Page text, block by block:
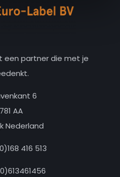
een partner die met je
6
AA
Nederland
416 513